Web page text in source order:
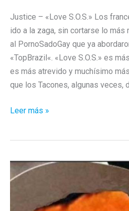
Justice – «Love S.O.S.» Los
ido a la zaga, sin cortarse lo más
al PornoSadoGay que ya
«TopBrazil«. «Love S.O.S.» es
es más atrevido y muchísimo
que los Tacones, algunas veces,
Justice
/
Violencia
PuntoConTakón
Leer más »